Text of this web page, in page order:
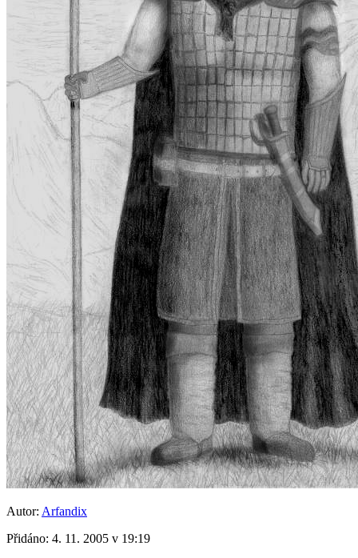
Autor: Arfandix
Přidáno: 4. 11. 2005 v 19:19